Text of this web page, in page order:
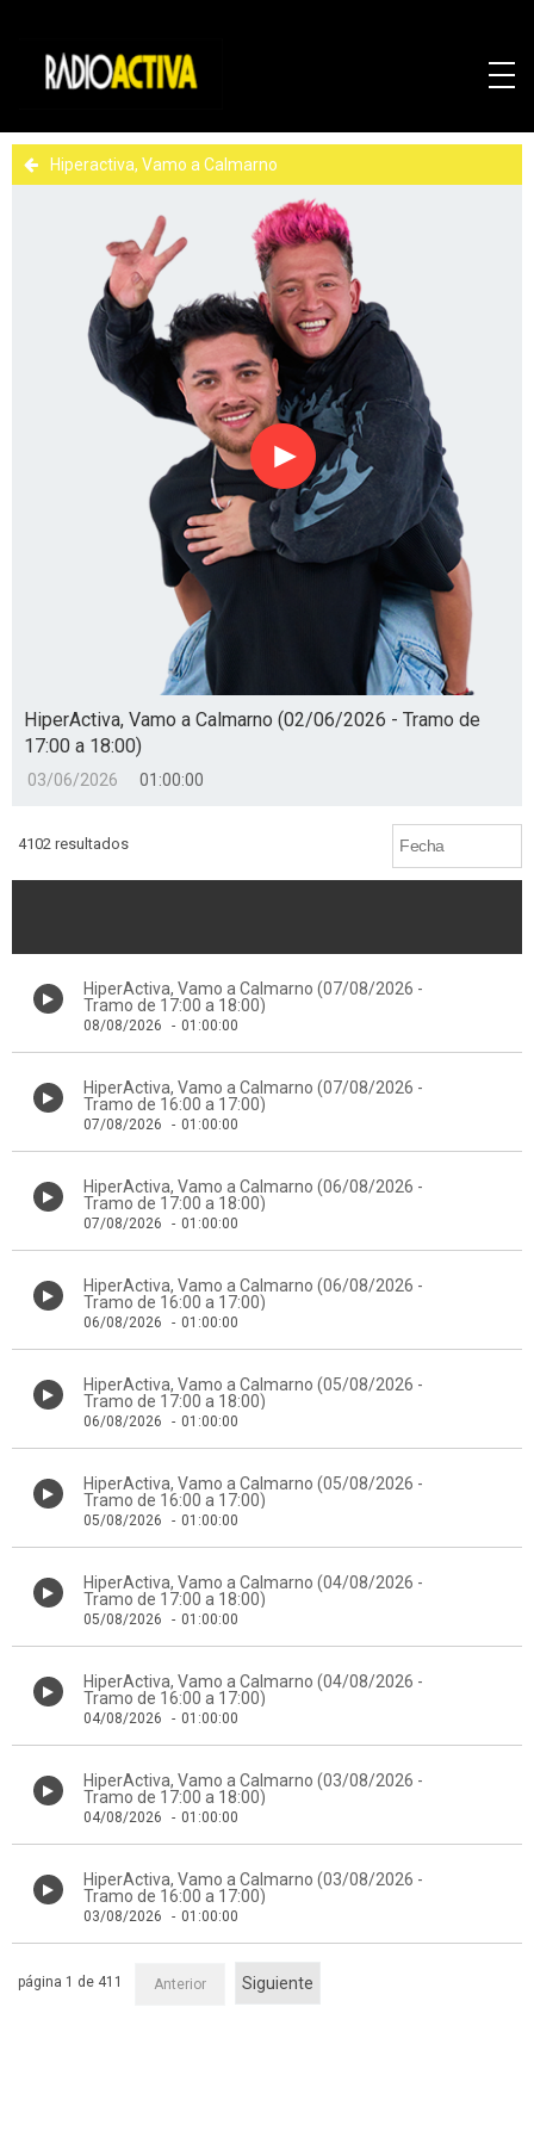
Hiperactiva, Vamo a Calmarno
Reproducir
HiperActiva, Vamo a Calmarno (02/06/2026 - Tramo de
17:00 a 18:00)
03/06/2026 01:00:00
4102 resultados
HiperActiva, Vamo a Calmarno (07/08/2026 -
Tramo de 17:00 a 18:00)
08/08/2026 - 01:00:00
HiperActiva, Vamo a Calmarno (07/08/2026 -
Tramo de 16:00 a 17:00)
07/08/2026 - 01:00:00
HiperActiva, Vamo a Calmarno (06/08/2026 -
Tramo de 17:00 a 18:00)
07/08/2026 - 01:00:00
HiperActiva, Vamo a Calmarno (06/08/2026 -
Tramo de 16:00 a 17:00)
06/08/2026 - 01:00:00
HiperActiva, Vamo a Calmarno (05/08/2026 -
Tramo de 17:00 a 18:00)
06/08/2026 - 01:00:00
HiperActiva, Vamo a Calmarno (05/08/2026 -
Tramo de 16:00 a 17:00)
05/08/2026 - 01:00:00
HiperActiva, Vamo a Calmarno (04/08/2026 -
Tramo de 17:00 a 18:00)
05/08/2026 - 01:00:00
HiperActiva, Vamo a Calmarno (04/08/2026 -
Tramo de 16:00 a 17:00)
04/08/2026 - 01:00:00
HiperActiva, Vamo a Calmarno (03/08/2026 -
Tramo de 17:00 a 18:00)
04/08/2026 - 01:00:00
HiperActiva, Vamo a Calmarno (03/08/2026 -
Tramo de 16:00 a 17:00)
03/08/2026 - 01:00:00
Anterior Siguiente
página 1 de 411